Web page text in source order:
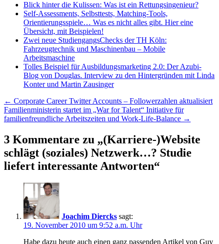
Blick hinter die Kulissen: Was ist ein Rettungsingenieur?
Self-Assessments, Selbsttests, Matching-Tools,
Orientierungsspiele… Was es nicht alles gibt. Hier eine
Übersicht, mit Beispielen!
Zwei neue StudiengangsChecks der TH Köln:
Fahrzeugtechnik und Maschinenbau – Mobile
Arbeitsmaschine
Tolles Beispiel für Ausbildungsmarketing 2.0: Der Azubi-
Blog von Douglas. Interview zu den Hintergründen mit Linda
Konter und Martin Zausinger
Beitragsnavigation
← Corporate Career Twitter Accounts – Followerzahlen aktualisiert
Familienministerin startet im „War for Talent“ Initiative für
familienfreundliche Arbeitszeiten und Work-Life-Balance →
3 Kommentare zu „(Karriere-)Website
schlägt (soziales) Netzwerk…? Studie
liefert interessante Antworten“
Joachim Diercks sagt:
19. November 2010 um 9:52 a.m. Uhr
Habe dazu heute auch einen ganz passenden Artikel von Guy